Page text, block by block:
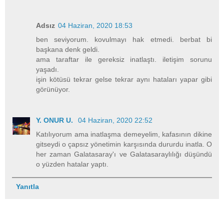
Adsız 04 Haziran, 2020 18:53
ben seviyorum. kovulmayı hak etmedi. berbat bi
başkana denk geldi.
ama taraftar ile gereksiz inatlaştı. iletişim sorunu
yaşadı.
işin kötüsü tekrar gelse tekrar aynı hataları yapar gibi
görünüyor.
Y. ONUR U.
04 Haziran, 2020 22:52
Katılıyorum ama inatlaşma demeyelim, kafasının dikine
gitseydi o çapsız yönetimin karşısında dururdu inatla. O
her zaman Galatasaray'ı ve Galatasaraylılığı düşündü
o yüzden hatalar yaptı.
Yanıtla